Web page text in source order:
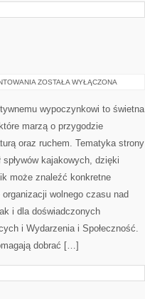
KAJAKI
ZOSTAŁA WYŁĄCZONA
wypoczynkowi to świetna
marzą o przygodzie
oraz ruchem. Tematyka strony
spływów kajakowych, dzięki
może znaleźć konkretne
wolnego czasu nad
i dla doświadczonych
i Wydarzenia i Społeczność.
dobrać […]